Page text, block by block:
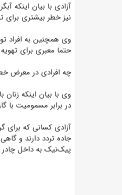
آزادی با بیان اینکه
نیز خطر بیشتری برای
وی همچنین به افراد
حتما معبری برای
چه افرادی در معرض
وی با بیان اینکه زنان
در برابر مسمومیت با
آزادی کسانی که برای
جاده تردد دارند و
پیک‌نیک به داخل